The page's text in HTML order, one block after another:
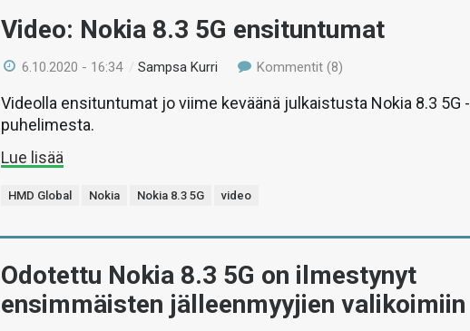
Video: Nokia 8.3 5G ensituntumat
6.10.2020 - 16:34 /Sampsa Kurri Kommentit (8)
Videolla ensituntumat jo viime keväänä julkaistusta Nokia 8.3 5G -
puhelimesta.
Lue lisää
HMD Global Nokia Nokia 8.3 5G video
Odotettu Nokia 8.3 5G on ilmestynyt
ensimmäisten jälleenmyyjien valikoimiin